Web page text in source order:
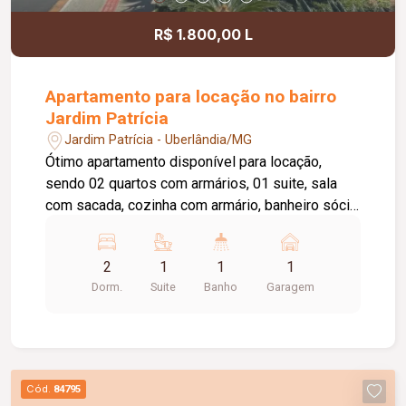
área útil aproximada de 107 m², este imóvel é
uma excelente opção para quem busca conforto,
R$ 1.800,00 L
Apartamento para locação no bairro
Jardim Patrícia
Jardim Patrícia - Uberlândia/MG
Ótimo apartamento disponível para locação,
sendo 02 quartos com armários, 01 suite, sala
com sacada, cozinha com armário, banheiro sócia
elevador privativo, 01 vaga de estacionamento,
portaria 24 horas, piscina, academia, quiosque
com churrasqueira, salão de festas, playground,
2
Dorm.
1
Suite
1
Banho
1
Garagem
Cód. 84795